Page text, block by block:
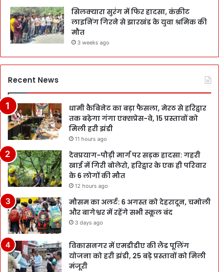
सिलक्यारा सुरंग में फिर हादसा, कंक्रीट
लाइनिंग गिरने से झारखंड के युवा श्रमिक की
मौत
3 weeks ago
Recent News
धामी कैबिनेट का बड़ा फैसला, मेरठ से हरिद्वार
तक बढ़ेगा गंगा एक्सप्रेस-वे, 15 प्रस्तावों को
मिली हरी झंडी
11 hours ago
देवप्रयाग-पौड़ी मार्ग पर सड़क हादसा: गहरी
खाई में गिरी बोलेरो, हरिद्वार के एक ही परिवार
के 6 लोगों की मौत
12 hours ago
मौसम का अलर्ट: 6 अगस्त को देहरादून, चमोली
और बागेश्वर में रहेंगे सभी स्कूल बंद
3 days ago
विकासनगर में एमडीडीए की लैंड पूलिंग
योजना को हरी झंडी, 25 बड़े प्रस्तावों को मिली
मंजूरी